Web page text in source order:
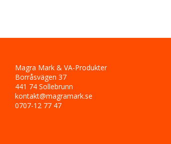
Magra Mark & VA-Produkter
Borråsvägen 37
441 74 Sollebrunn
kontakt@magramark.se
0707-12 77 47